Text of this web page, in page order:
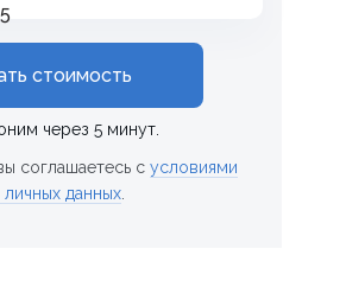
стоимость
через 5 минут.
соглашаетесь с условиями
данных